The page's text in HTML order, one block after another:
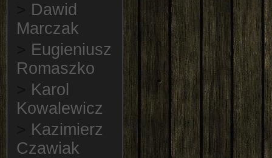
Dawid
Marczak
Eugieniusz
Romaszko
Karol
Kowalewicz
Kazimierz
Czawiak